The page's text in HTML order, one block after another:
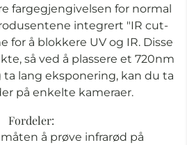
fargegjengivelsen for normal
integrert "IR cut-
for å blokkere UV og IR. Disse
så ved å plassere et 720nm
ta lang eksponering, kan du ta
på enkelte kameraer.
Fordeler:
å prøve infrarød på